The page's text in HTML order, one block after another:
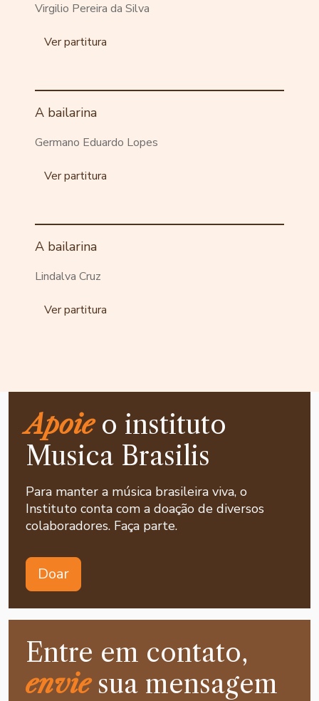
Virgilio Pereira da Silva
Ver partitura
A bailarina
Germano Eduardo Lopes
Ver partitura
A bailarina
Lindalva Cruz
Ver partitura
Apoieo instituto
Musica Brasilis
Para manter a música brasileira viva, o
Instituto conta com a doação de diversos
colaboradores. Faça parte.
Doar
Entre em contato,
enviesua mensagem